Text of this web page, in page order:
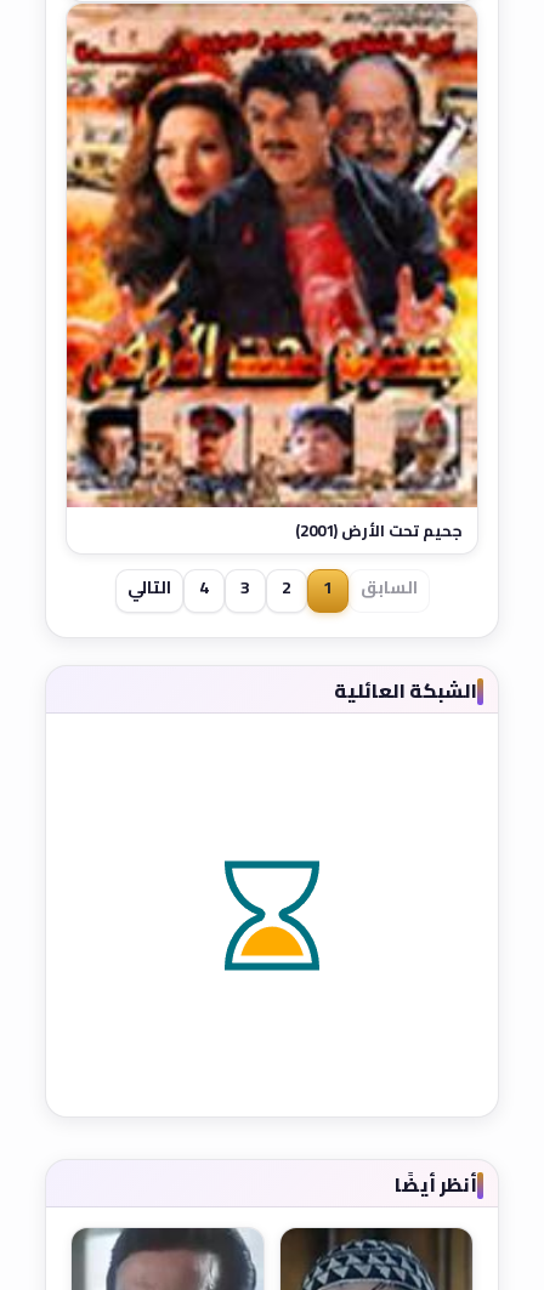
جحيم تحت الأرض (2001)
السابق 1
2
3
4 التالي
الشبكة العائلية
أنظر أيضًا